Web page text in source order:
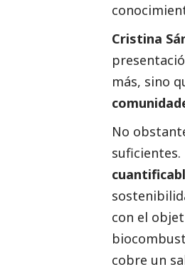
Cristina
más, sino
No
con el
cobre un